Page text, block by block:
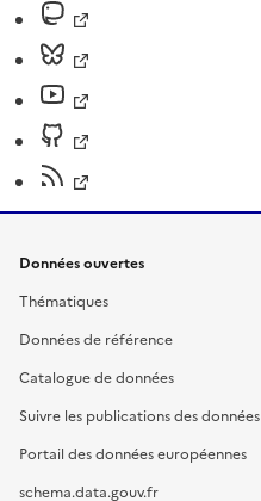
Données ouvertes
Thématiques
Données de référence
Catalogue de données
Suivre les publications des données
Portail des données européennes
schema.data.gouv.fr